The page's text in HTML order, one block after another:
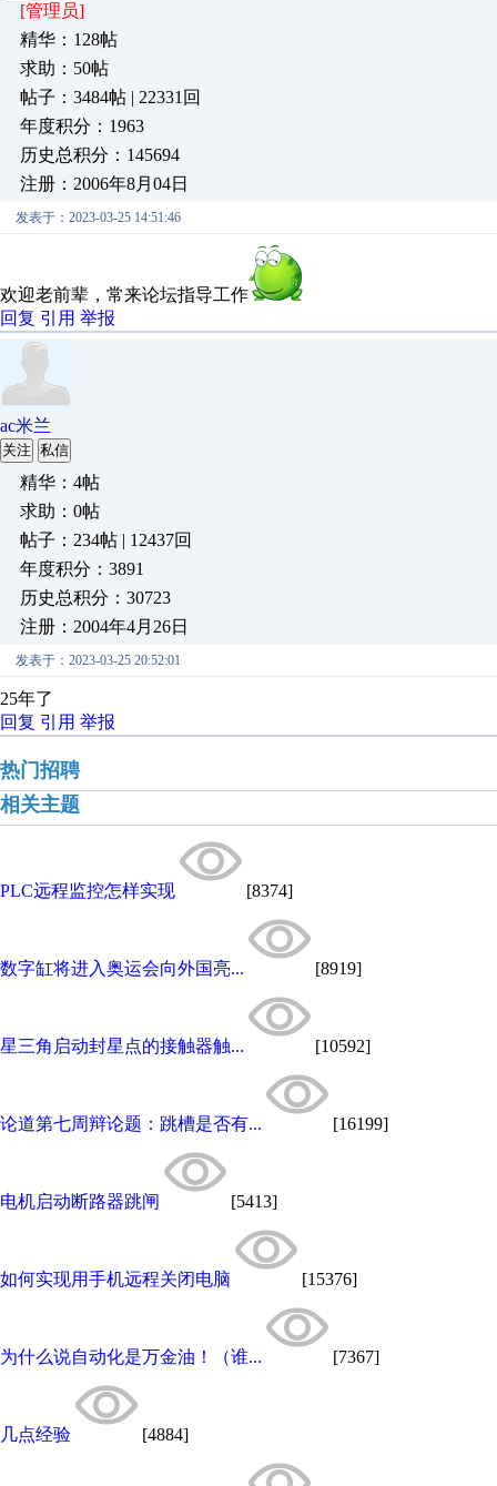
[管理员]
精华：128帖
求助：50帖
帖子：3484帖 | 22331回
年度积分：1963
历史总积分：145694
注册：2006年8月04日
发表于：2023-03-25 14:51:46
欢迎老前辈，常来论坛指导工作
回复 引用 举报
ac米兰
关注 私信
精华：4帖
求助：0帖
帖子：234帖 | 12437回
年度积分：3891
历史总积分：30723
注册：2004年4月26日
发表于：2023-03-25 20:52:01
25年了
回复 引用 举报
热门招聘
相关主题
PLC远程监控怎样实现 [8374]
数字缸将进入奥运会向外国亮... [8919]
星三角启动封星点的接触器触... [10592]
论道第七周辩论题：跳槽是否有... [16199]
电机启动断路器跳闸 [5413]
如何实现用手机远程关闭电脑 [15376]
为什么说自动化是万金油！（谁... [7367]
几点经验 [4884]